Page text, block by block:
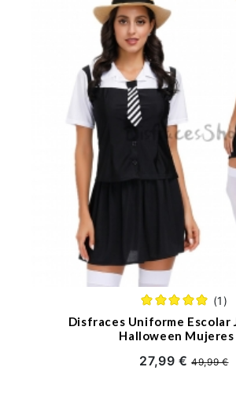
(1)
Disfraces Uniforme Escolar
Halloween Mujeres
27,99 €49,99 €